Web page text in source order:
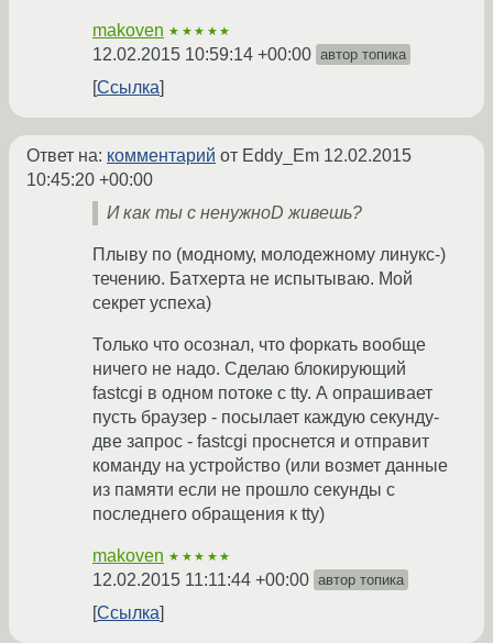
makoven ★★★★★
12.02.2015 10:59:14 +00:00 автор топика
Ссылка
Ответ на: комментарий от Eddy_Em 12.02.2015
10:45:20 +00:00
И как ты с ненужноD живешь?
Плыву по (модному, молодежному линукс-)
течению. Батхерта не испытываю. Мой
секрет успеха)
Только что осознал, что форкать вообще
ничего не надо. Сделаю блокирующий
fastcgi в одном потоке с tty. А опрашивает
пусть браузер - посылает каждую секунду-
две запрос - fastcgi проснется и отправит
команду на устройство (или возмет данные
из памяти если не прошло секунды с
последнего обращения к tty)
makoven ★★★★★
12.02.2015 11:11:44 +00:00 автор топика
Ссылка